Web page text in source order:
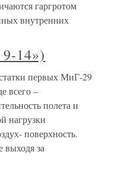
гаргротом
внутренних
14»)
первых МиГ-29
всего –
полета и
нагрузки
поверхность.
выходя за